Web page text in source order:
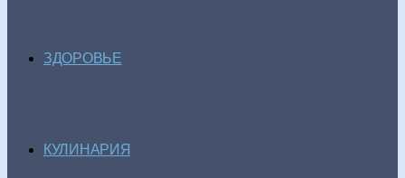
ЗДОРОВЬЕ
КУЛИНАРИЯ